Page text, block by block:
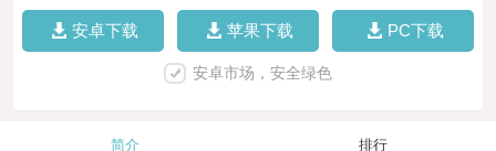
安卓下载 苹果下载 PC下载
安卓市场，安全绿色
简介 排行